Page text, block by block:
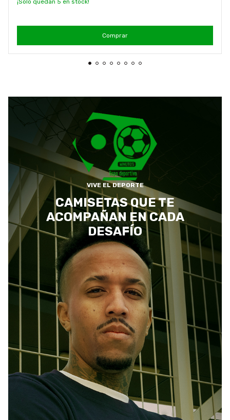
¡Solo quedan 5 en stock!
Comprar
VIVE EL DEPORTE
CAMISETAS QUE TE
ACOMPAÑAN EN CADA
DESAFÍO